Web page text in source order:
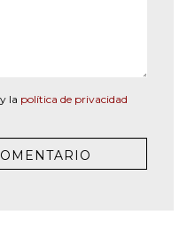
y la política de privacidad